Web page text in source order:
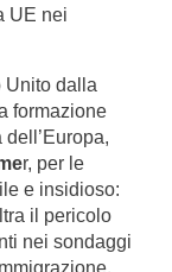
UE nei
Unito dalla
formazione
r, per le
e insidioso:
il pericolo
nei sondaggi